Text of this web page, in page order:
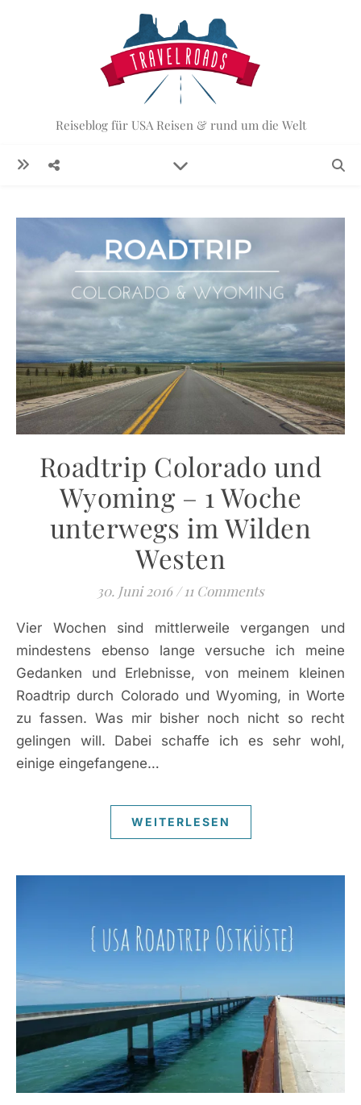
Reiseblog für USA Reisen & rund um die Welt
Roadtrip Colorado und
Wyoming – 1 Woche
unterwegs im Wilden
Westen
30. Juni 2016 / 11 Comments
Vier Wochen sind mittlerweile vergangen und
mindestens ebenso lange versuche ich meine
Gedanken und Erlebnisse, von meinem kleinen
Roadtrip durch Colorado und Wyoming, in Worte
zu fassen. Was mir bisher noch nicht so recht
gelingen will. Dabei schaffe ich es sehr wohl,
einige eingefangene…
WEITERLESEN